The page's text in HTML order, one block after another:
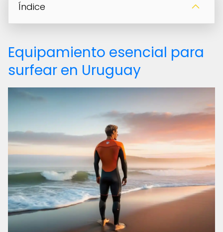
Índice
Equipamiento esencial para
surfear en Uruguay